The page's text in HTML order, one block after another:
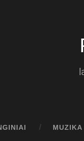
MUZIKA